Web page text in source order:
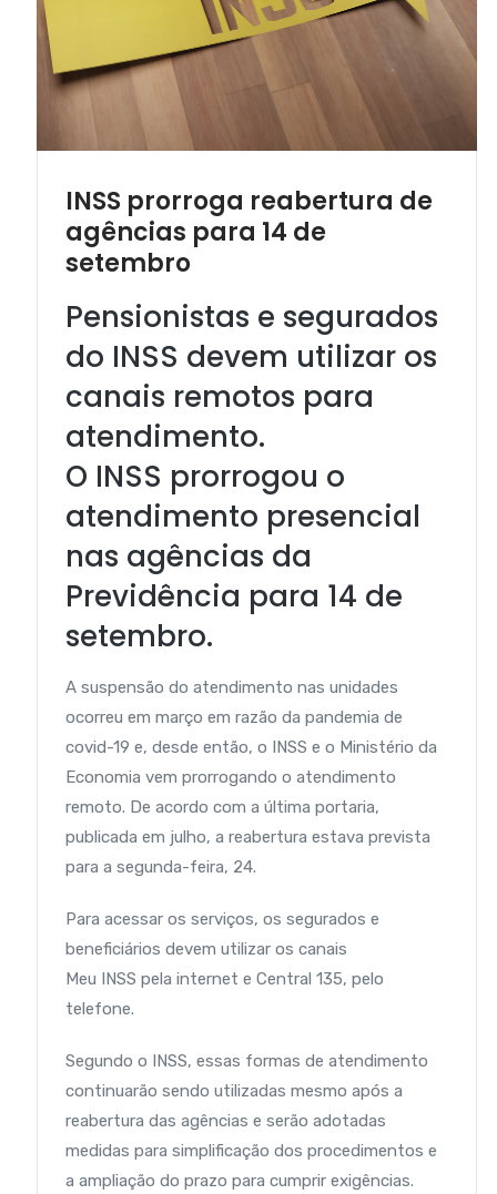
INSS prorroga reabertura de
agências para 14 de
setembro
Pensionistas e segurados
do INSS devem utilizar os
canais remotos para
atendimento.
O INSS prorrogou o
atendimento presencial
nas agências da
Previdência para 14 de
setembro.
A suspensão do atendimento nas unidades
ocorreu em março em razão da pandemia de
covid-19 e, desde então, o INSS e o Ministério da
Economia vem prorrogando o atendimento
remoto. De acordo com a última portaria,
publicada em julho, a reabertura estava prevista
para a segunda-feira, 24.
Para acessar os serviços, os segurados e
beneficiários devem utilizar os canais
Meu INSS pela internet e Central 135, pelo
telefone.
Segundo o INSS, essas formas de atendimento
continuarão sendo utilizadas mesmo após a
reabertura das agências e serão adotadas
medidas para simplificação dos procedimentos e
a ampliação do prazo para cumprir exigências.